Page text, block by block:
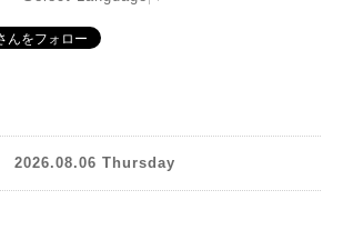
2026.08.06 Thursday